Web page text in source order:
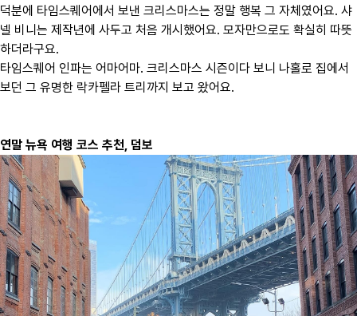
덕분에 타임스퀘어에서 보낸 크리스마스는 정말 행복 그 자체였어요. 샤
넬 비니는 제작년에 사두고 처음 개시했어요. 모자만으로도 확실히 따뜻
하더라구요.
타임스퀘어 인파는 어마어마. 크리스마스 시즌이다 보니 나홀로 집에서
보던 그 유명한 락카펠라 트리까지 보고 왔어요.
연말 뉴욕 여행 코스 추천, 덤보